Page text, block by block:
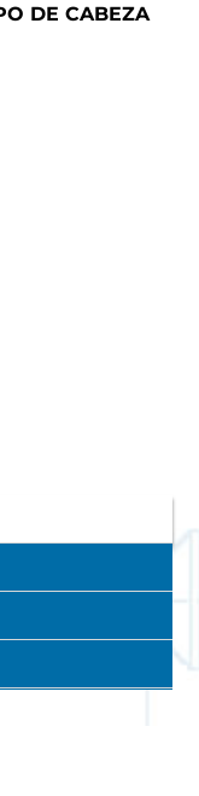
DE CABEZA